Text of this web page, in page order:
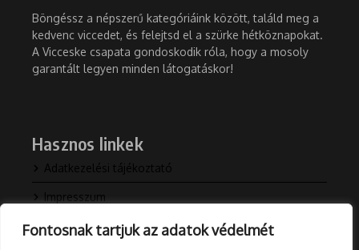
Fontosnak tartjuk az adatok védelmét
Böngéssz a népszerű kategóriáink között, találd meg a
kedvenc viccedet, és felejtsd el a szürke hétköznapokat.
A Vicceske csapata gondoskodik róla, hogy a mosoly
garantált legyen minden látogatáskor!
Hasznos linkek
Adatkezelési tájékoztató
Impresszum
Kapcsolat